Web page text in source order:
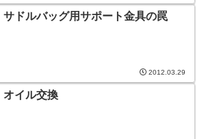
サドルバッグ用サポート金具の罠
2012.03.29
オイル交換